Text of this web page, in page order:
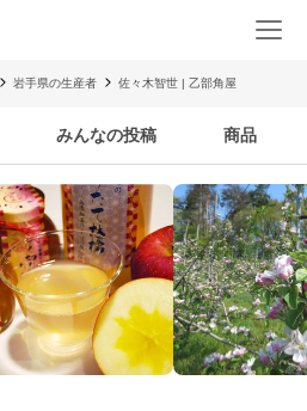
岩手県の生産者 佐々木智世 | 乙部角屋
みんなの投稿 商品